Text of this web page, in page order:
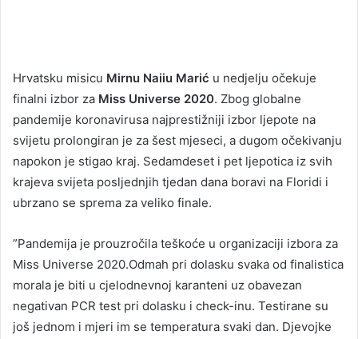
Hrvatsku misicu Mirnu Naiiu Marić u nedjelju očekuje
finalni izbor za Miss Universe 2020. Zbog globalne
pandemije koronavirusa najprestižniji izbor ljepote na
svijetu prolongiran je za šest mjeseci, a dugom očekivanju
napokon je stigao kraj. Sedamdeset i pet ljepotica iz svih
krajeva svijeta posljednjih tjedan dana boravi na Floridi i
ubrzano se sprema za veliko finale.
”Pandemija je prouzročila teškoće u organizaciji izbora za
Miss Universe 2020.Odmah pri dolasku svaka od finalistica
morala je biti u cjelodnevnoj karanteni uz obavezan
negativan PCR test pri dolasku i check-inu. Testirane su
još jednom i mjeri im se temperatura svaki dan. Djevojke